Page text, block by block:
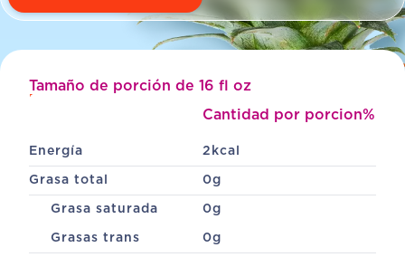
Desplazarse
Tamaño de porción de 16 fl oz
Cantidad por porcion%
Energía 2 kcal
Grasa total 0g
Grasa saturada 0g
Grasas trans 0g